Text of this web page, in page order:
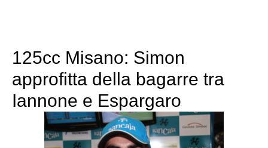
125cc Misano: Simon
approfitta della bagarre tra
Iannone e Espargaro